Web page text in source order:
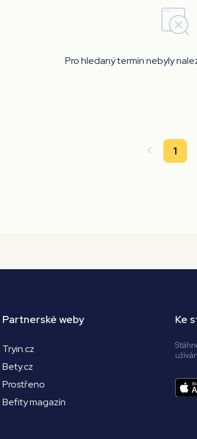
Pro hledaný termín nebyly
1
Partnerské weby
Tryin.cz
Bety.cz
Prostřeno
Befity magazín
Ke